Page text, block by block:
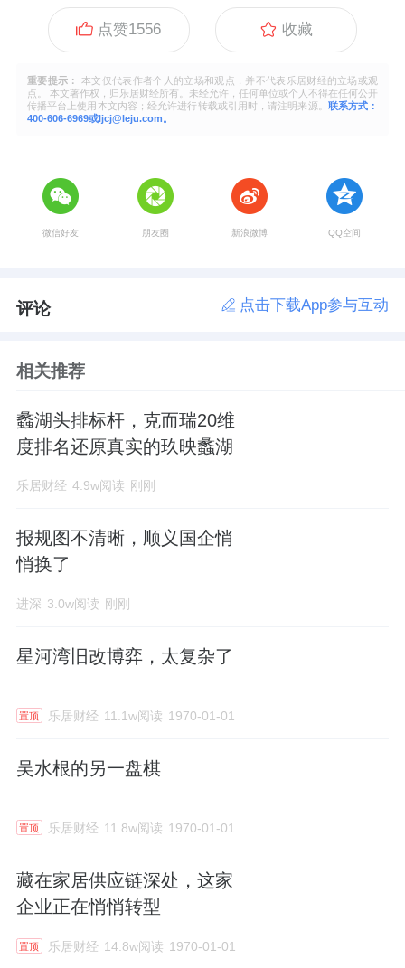
点赞1556 收藏
重要提示：
本文仅代表作者个人的立场和观点，并不代表乐居财经的立场或观
点。 本文著作权，归乐居财经所有。未经允许，任何单位或个人不得在任何公开
传播平台上使用本文内容；经允许进行转载或引用时，请注明来源。 联系方式：
400-606-6969或ljcj@leju.com。
微信好友 朋友圈 新浪微博 QQ空间
评论 点击下载App参与互动
相关推荐
蠡湖头排标杆，克而瑞20维
度排名还原真实的玖映蠡湖
乐居财经 4.9w阅读 刚刚
报规图不清晰，顺义国企悄
悄换了
进深 3.0w阅读 刚刚
星河湾旧改博弈，太复杂了
置顶 乐居财经 11.1w阅读 1970-01-01
吴水根的另一盘棋
置顶 乐居财经 11.8w阅读 1970-01-01
藏在家居供应链深处，这家
企业正在悄悄转型
置顶 乐居财经 14.8w阅读 1970-01-01